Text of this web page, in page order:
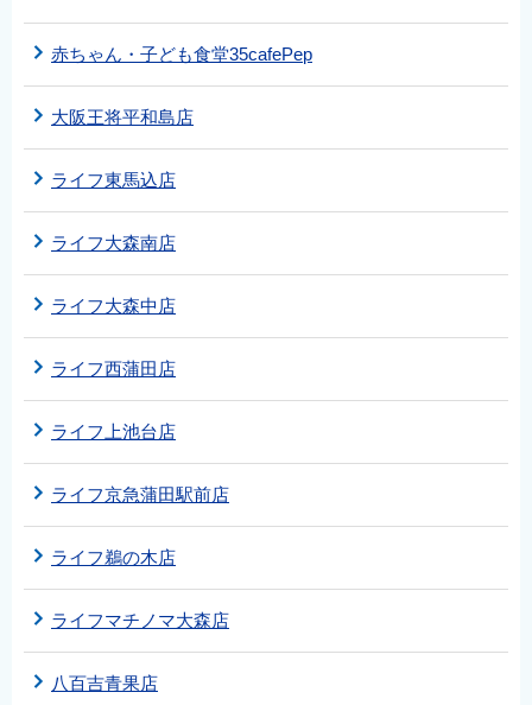
赤ちゃん・子ども食堂35cafePep
大阪王将平和島店
ライフ東馬込店
ライフ大森南店
ライフ大森中店
ライフ西蒲田店
ライフ上池台店
ライフ京急蒲田駅前店
ライフ鵜の木店
ライフマチノマ大森店
八百吉青果店